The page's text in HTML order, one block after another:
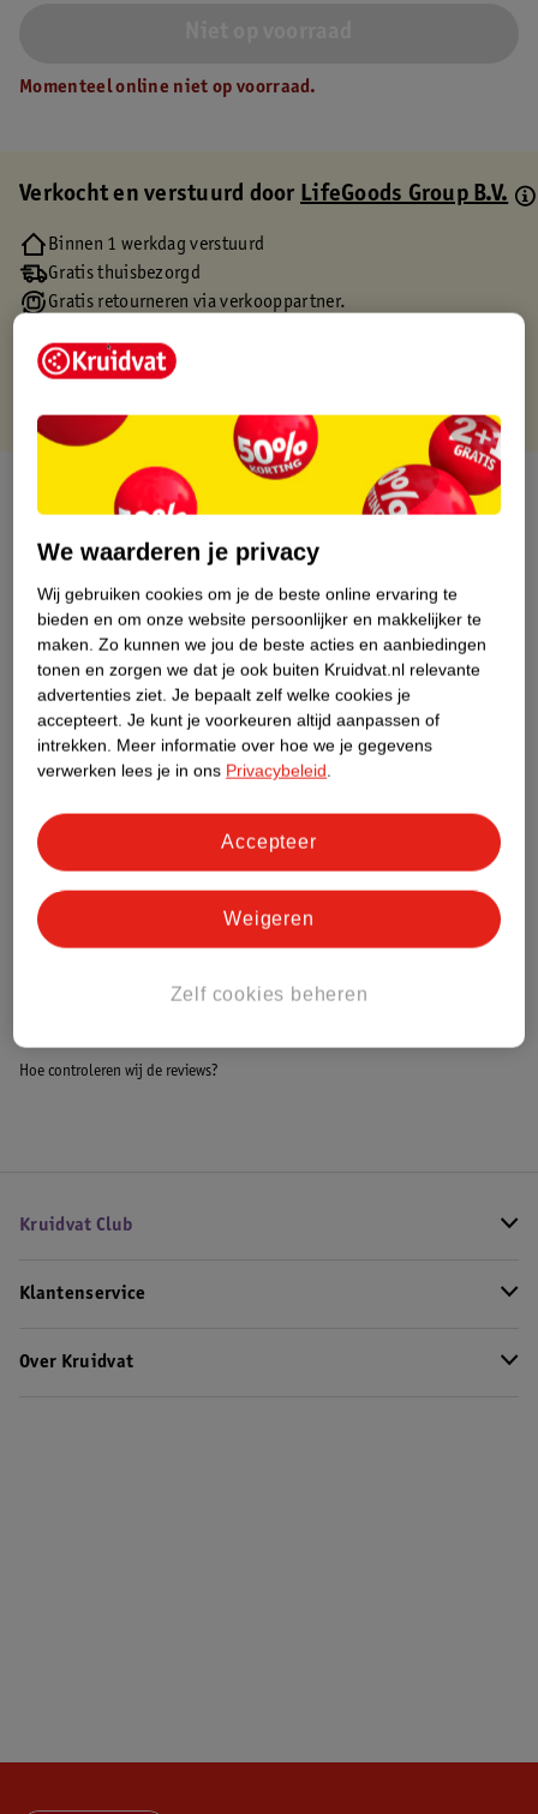
Momenteel online niet op voorraad.
Verkocht en verstuurd doorLifeGoods Group B.V.
Binnen 1 werkdag verstuurd
Gratis thuisbezorgd
Gratis retourneren via verkooppartner.
Over dit product
Productinformatie
Etiketinformatie
Nature Impact Score
Dit product heeft (nog) geen Nature
Impact Score.
Meer informatie
Bestel & Bezorginformatie
Hoe controleren wij de reviews?
Kruidvat Club
Klantenservice
Over Kruidvat
We waarderen je privacy
Wij gebruiken cookies om je de beste online ervaring te
bieden en om onze website persoonlijker en makkelijker te
maken. Zo kunnen we jou de beste acties en aanbiedingen
tonen en zorgen we dat je ook buiten Kruidvat.nl relevante
advertenties ziet. Je bepaalt zelf welke cookies je
accepteert. Je kunt je voorkeuren altijd aanpassen of
intrekken. Meer informatie over hoe we je gegevens
verwerken lees je in ons Privacybeleid.
Zelf cookies beheren
Weigeren
Accepteer